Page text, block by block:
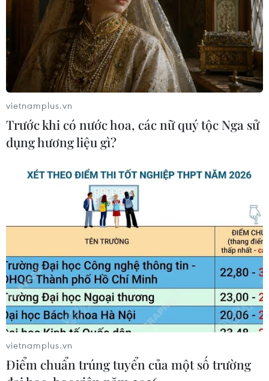
vietnamplus.vn
Trước khi có nước hoa, các nữ quý tộc Nga sử
dụng hương liệu gì?
vietnamplus.vn
Điểm chuẩn trúng tuyển của một số trường